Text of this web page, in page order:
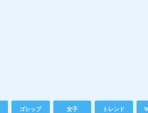
ゴシップ 女子 トレンド